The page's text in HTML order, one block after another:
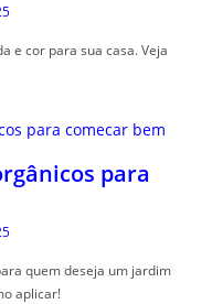
e cor para sua casa. Veja
para
quem deseja um jardim
aplicar!